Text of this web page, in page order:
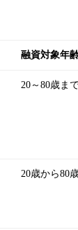
融資対象年
20～80歳ま
20歳から80